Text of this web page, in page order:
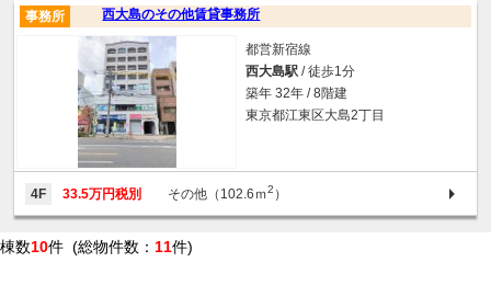
西大島のその他賃貸事務所
事務所
都営新宿線
西大島駅 / 徒歩1分
築年 32年 / 8階建
東京都江東区大島2丁目
4F 33.5万円税別 その他（102.6ｍ2 ）
棟数10件 (総物件数： 11件)